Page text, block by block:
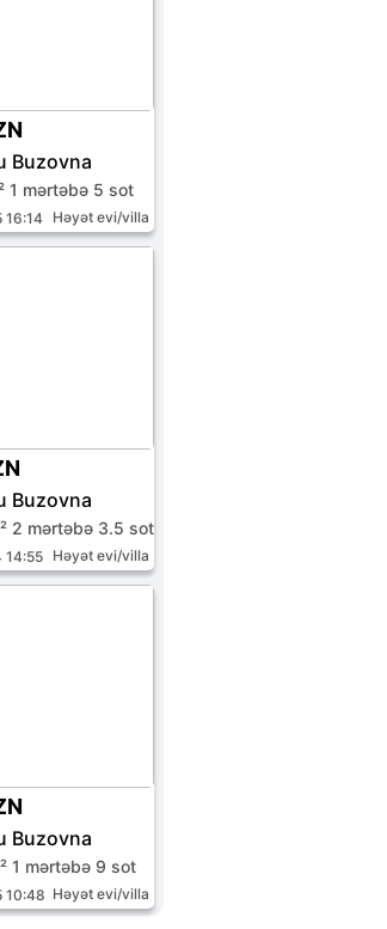
Buzovna
1 mərtəbə 5 sot
16:14 Həyət evi/villa
Buzovna
2 mərtəbə 3.5 sot
14:55 Həyət evi/villa
Buzovna
1 mərtəbə 9 sot
10:48 Həyət evi/villa